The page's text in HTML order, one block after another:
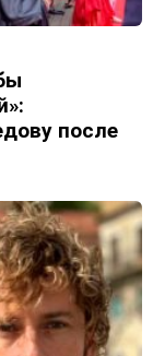
после